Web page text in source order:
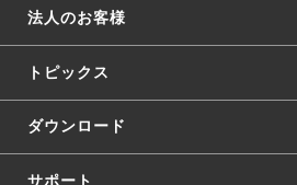
法人のお客様
トピックス
ダウンロード
サポート